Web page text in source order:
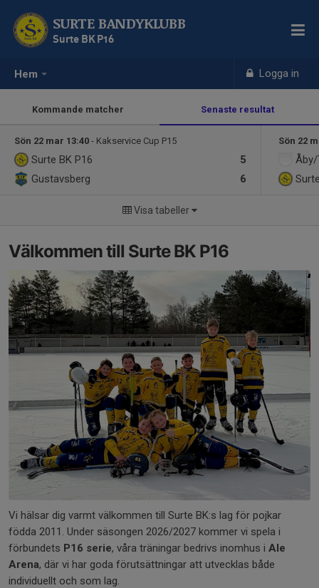
Hem Logga in
SURTE BANDYKLUBB
Surte BK P16
Kommande matcher Senaste resultat
Sön 22 mar 13:40 - Kakservice Cup P15
5
Surte BK P16
6
Gustavsberg
Sön 22
Visa tabeller
Välkommen till Surte BK P16
Vi hälsar dig varmt välkommen till Surte BK:s lag för pojkar
födda 2011. Under säsongen 2026/2027 kommer vi spela i
förbundets P16 serie, våra träningar bedrivs inomhus i Ale
Arena, där vi har goda förutsättningar att utvecklas både
individuellt och som lag.